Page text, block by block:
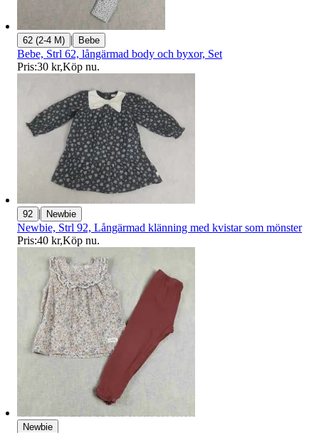
62 (2-4 M) | Bebe
Bebe, Strl 62, långärmad body och byxor, Set
Pris:30 kr,Köp nu.
92 | Newbie
Newbie, Strl 92, Långärmad klänning med kvistar som mönster
Pris:40 kr,Köp nu.
Newbie